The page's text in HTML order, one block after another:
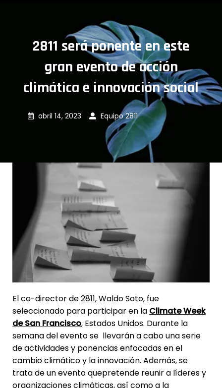
2811 será ponente en este
gran evento de acción
climática e innovación social
abril 14, 2023 Equipo 2811
El co-director de2811, Waldo Soto, fue
seleccionado para participar en la Climate Week
de San Francisco, Estados Unidos. Durante la
semana del evento se llevarán a cabo una serie
de actividades y ponencias enfocadas en el
cambio climático y la innovación. Además, se
trata de un evento quepretende reunir a líderes y
organizaciones climáticas, así como a la